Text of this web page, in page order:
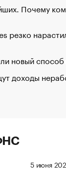
Почему
резко
новый
доходы
5 июня